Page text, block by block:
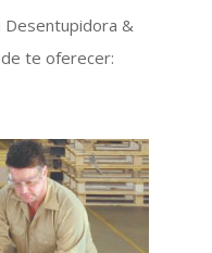
Desentupidora &
te oferecer: